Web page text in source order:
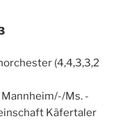
(4,4,3,3,2
Ms. -
Käfertaler